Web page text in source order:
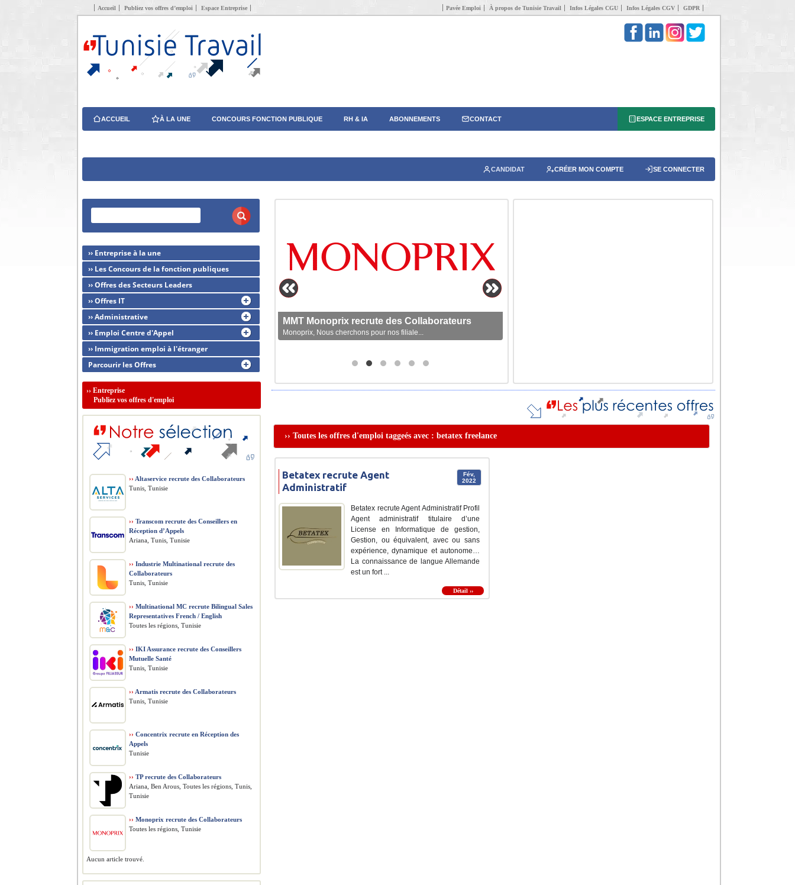
Accueil Publiez vos offres d’emploi Espace Entreprise Pavée Emploi À propos de Tunisie Travail Infos Légales CGU Infos Légales CGV GDPR
ACCUEIL À LA UNE CONCOURS FONCTION PUBLIQUE RH & IA ABONNEMENTS CONTACT ESPACE ENTREPRISE
CANDIDAT CRÉER MON COMPTE SE CONNECTER
MMT Monoprix recrute des Collaborateurs
Monoprix, Nous cherchons pour nos filiale...
›› Toutes les offres d'emploi taggeés avec : betatex freelance
Fév,
2022
Betatex recrute Agent
Administratif
Betatex recrute Agent Administratif Profil
Agent administratif titulaire d’une
License en Informatique de gestion,
Gestion, ou équivalent, avec ou sans
expérience, dynamique et autonome…
La connaissance de langue Allemande
est un fort ...
Détail ››
›› Entreprise à la une
›› Les Concours de la fonction publiques
›› Offres des Secteurs Leaders
›› Offres IT
›› Administrative
›› Emploi Centre d'Appel
›› Immigration emploi à l'étranger
Parcourir les Offres
›› Entreprise
Publiez vos offres d'emploi
›› Altaservice recrute des Collaborateurs
Tunis, Tunisie
›› Transcom recrute des Conseillers en
Réception d’Appels
Ariana, Tunis, Tunisie
›› Industrie Multinational recrute des
Collaborateurs
Tunis, Tunisie
›› Multinational MC recrute Bilingual Sales
Representatives French / English
Toutes les régions, Tunisie
›› IKI Assurance recrute des Conseillers
Mutuelle Santé
Tunis, Tunisie
›› Armatis recrute des Collaborateurs
Tunis, Tunisie
›› Concentrix recrute en Réception des
Appels
Tunisie
›› TP recrute des Collaborateurs
Ariana, Ben Arous, Toutes les régions, Tunis,
Tunisie
›› Monoprix recrute des Collaborateurs
Toutes les régions, Tunisie
Aucun article trouvé.